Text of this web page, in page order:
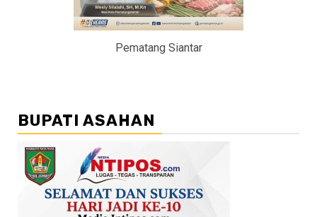
Pematang Siantar
BUPATI ASAHAN